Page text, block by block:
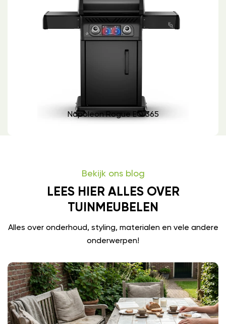
Napoleon Rogue EQ 365
Bekijk ons blog
LEES HIER ALLES OVER
TUINMEUBELEN
Alles over onderhoud, styling, materialen en vele andere
onderwerpen!